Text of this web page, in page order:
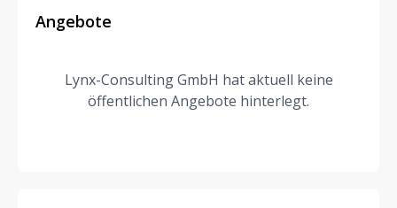
Angebote
Lynx-Consulting GmbH hat aktuell keine
öffentlichen Angebote hinterlegt.